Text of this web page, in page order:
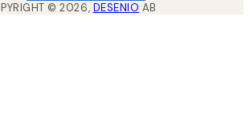
©2026, DESENIO AB